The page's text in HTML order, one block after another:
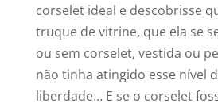
corselet ideal e descobrisse
truque de vitrine, que ela se
ou sem corselet, vestida ou
não tinha atingido esse nível
liberdade… E se o corselet